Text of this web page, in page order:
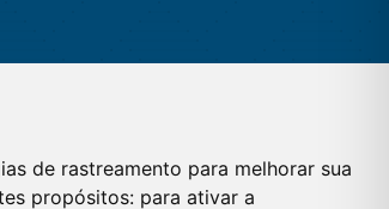
de rastreamento para melhorar sua
propósitos: para ativar a